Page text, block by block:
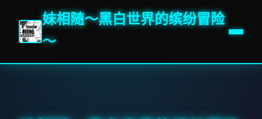
妹相随～黑白世界的缤纷冒险
～